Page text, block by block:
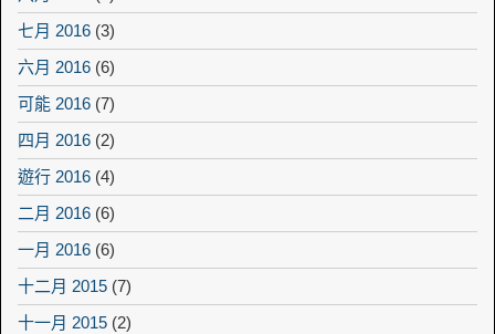
七月 2016 (3)
六月 2016 (6)
可能 2016 (7)
四月 2016 (2)
遊行 2016 (4)
二月 2016 (6)
一月 2016 (6)
十二月 2015 (7)
十一月 2015 (2)